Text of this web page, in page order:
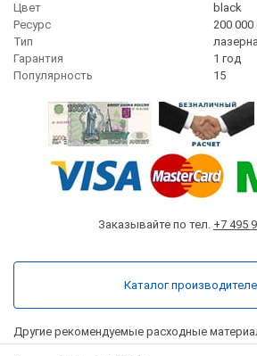
Цвет
black
Ресурс
200 000
Тип
Гарантия
1 год
Популярность
15
Заказывайте по тел. +7 495
Другие рекомендуемые расходные